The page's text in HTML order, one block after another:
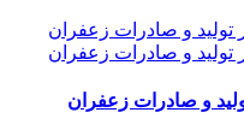
و صادرات زعفران